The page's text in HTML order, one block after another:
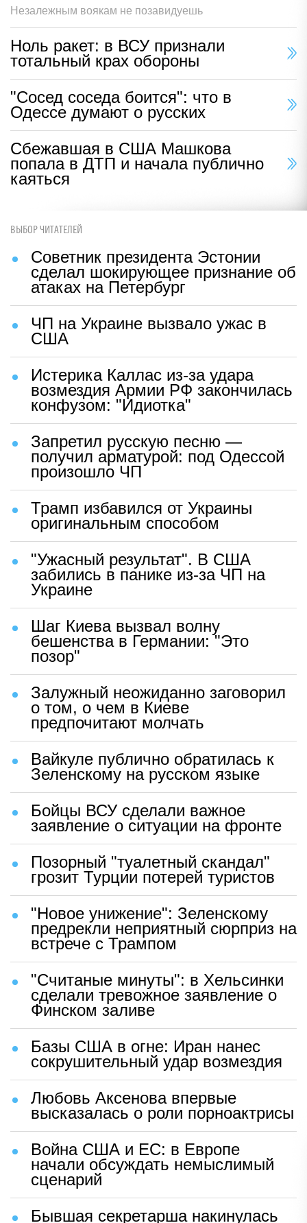
Незалежным воякам не позавидуешь
Ноль ракет: в ВСУ признали
тотальный крах обороны
"Сосед соседа боится": что в
Одессе думают о русских
Сбежавшая в США Машкова
попала в ДТП и начала публично
каяться
ВЫБОР ЧИТАТЕЛЕЙ
Советник президента Эстонии
сделал шокирующее признание об
атаках на Петербург
ЧП на Украине вызвало ужас в
США
Истерика Каллас из-за удара
возмездия Армии РФ закончилась
конфузом: "Идиотка"
Запретил русскую песню —
получил арматурой: под Одессой
произошло ЧП
Трамп избавился от Украины
оригинальным способом
"Ужасный результат". В США
забились в панике из-за ЧП на
Украине
Шаг Киева вызвал волну
бешенства в Германии: "Это
позор"
Залужный неожиданно заговорил
о том, о чем в Киеве
предпочитают молчать
Вайкуле публично обратилась к
Зеленскому на русском языке
Бойцы ВСУ сделали важное
заявление о ситуации на фронте
Позорный "туалетный скандал"
грозит Турции потерей туристов
"Новое унижение": Зеленскому
предрекли неприятный сюрприз на
встрече с Трампом
"Считаные минуты": в Хельсинки
сделали тревожное заявление о
Финском заливе
Базы США в огне: Иран нанес
сокрушительный удар возмездия
Любовь Аксенова впервые
высказалась о роли порноактрисы
Война США и ЕС: в Европе
начали обсуждать немыслимый
сценарий
Бывшая секретарша накинулась